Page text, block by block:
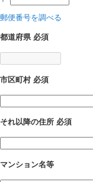
郵便番号を調べる
都道府県 必須
市区町村 必須
それ以降の住所 必須
マンション名等